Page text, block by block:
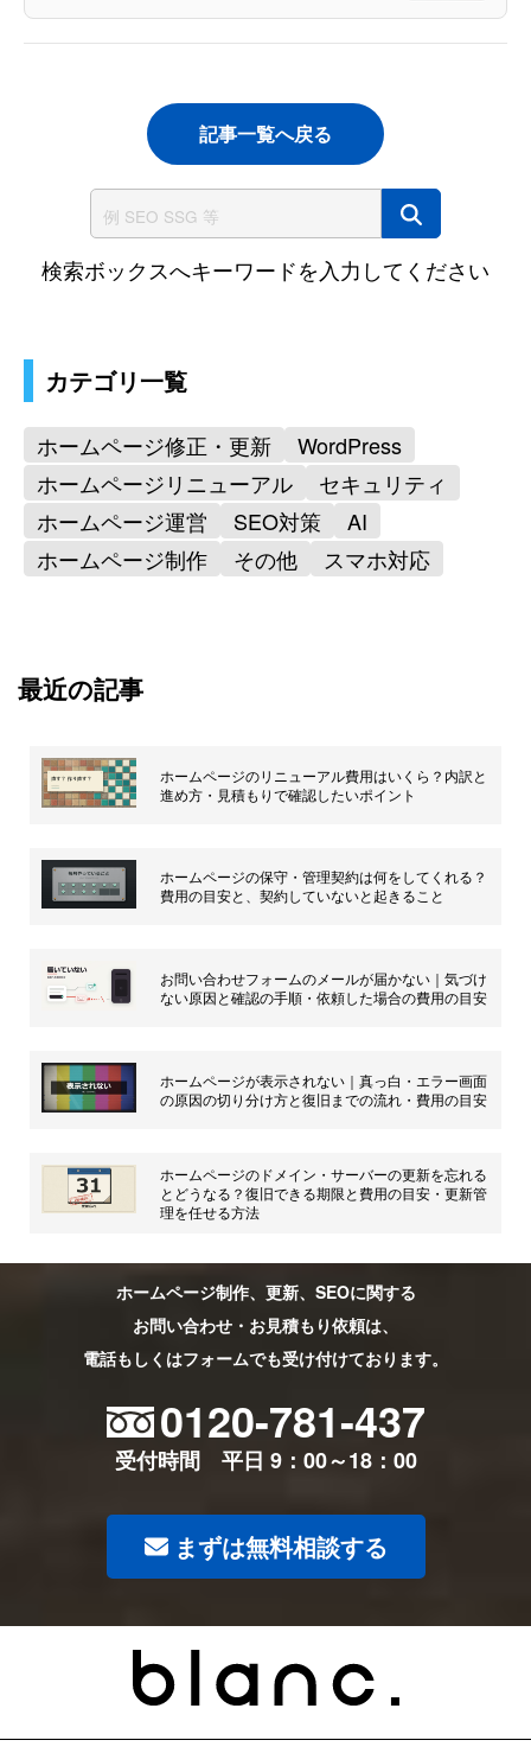
記事一覧へ戻る
サイト内検索
検索ボックスへキーワードを入力してください
カテゴリ一覧
ホームページ修正・更新
WordPress
ホームページリニューアル
セキュリティ
ホームページ運営
SEO対策
AI
ホームページ制作
その他 スマホ対応
最近の記事
ホームページのリニューアル費用はいくら？内訳と
進め方・見積もりで確認したいポイント
ホームページの保守・管理契約は何をしてくれる？
費用の目安と、契約していないと起きること
お問い合わせフォームのメールが届かない｜気づけ
ない原因と確認の手順・依頼した場合の費用の目安
ホームページが表示されない｜真っ白・エラー画面
の原因の切り分け方と復旧までの流れ・費用の目安
ホームページのドメイン・サーバーの更新を忘れる
とどうなる？復旧できる期限と費用の目安・更新管
理を任せる方法
ホームページ制作、更新、SEOに関する
お問い合わせ・お見積もり依頼は、
電話もしくはフォームでも受け付けております。
0120-781-437
受付時間 平日 9：00～18：00
まずは無料相談する